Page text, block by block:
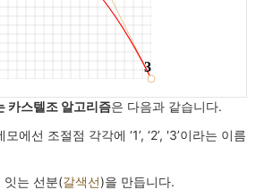
카스텔조 알고리즘은 다음과 같습니다.
에선 조절점 각각에 ‘1’, ‘2’, '3’이라는 이름
잇는 선분(갈색선)을 만듭니다.